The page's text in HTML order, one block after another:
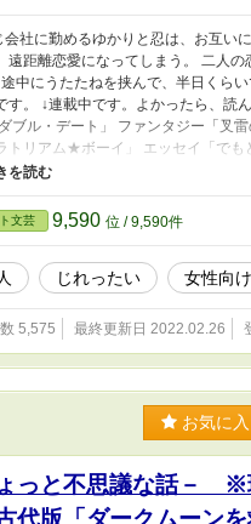
社に勤めるゆかりと忍は、お互い
距離恋愛になってしまう。 二人の
にうたたねを挟んで、半日くら
。 ↓連載中です。よかったら、読
ル・デート」 ファンタジー「叉雷
トリアム★ボーイ」 エッセイ「でも
百字」 キャラ文芸「ステイ・ウィ
ー「いせとば」
文芸 9,590 位 / 9,590件
じれったい 女性向け
5,575 最終更新日 2022.02.26
お気に
っと不思議な話－ ※
代版「ダークムーンを